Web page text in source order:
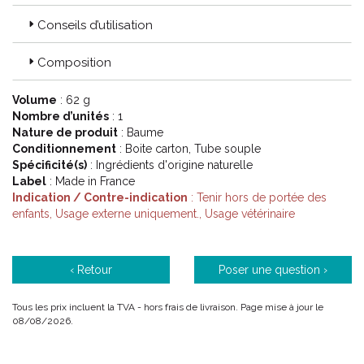
important à prendre en compte dès le plus jeune âge. Cela
passe bien évidemment par le nettoyage régulier à l’ aide de
nomades.
Quels sont les produit pour les peaux abîmées ?
Pour les peaux abîmées, des produits de restauration cutanée
sont parfois nécessaires. Le miel a depuis longtemps fait la
preuve de son intérêt dans cette utilisation, et Honeyderm®, un
baume contenant 70 % de miel associé à d’ autres actifs comme
l’ aloe vera et l’ acide hyaluronique utilise ses propriétés.
Code ACL : 8116481
Conseils d’utilisation
Composition
Volume : 62 g
Nombre d’unités : 1
Nature de produit : Baume
Conditionnement : Boite carton, Tube souple
Spécificité(s) : Ingrédients d'origine naturelle
Label : Made in France
Indication / Contre-indication : Tenir hors de portée des
enfants, Usage externe uniquement., Usage vétérinaire
‹ Retour Poser une question ›
Tous les prix incluent la TVA - hors frais de livraison. Page mise à jour le
08/08/2026.